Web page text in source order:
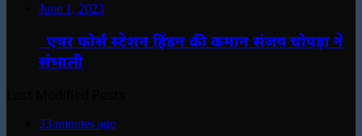
June 1, 2023
एयर फोर्स स्टेशन हिंडन की कमान संजय चोपड़ा ने
संभाली
33 minutes ago